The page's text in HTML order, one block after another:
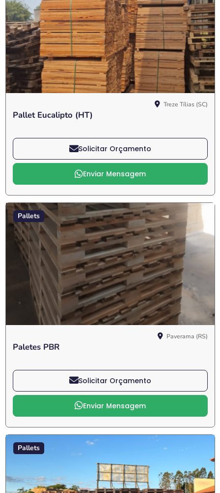
Treze Tílias (SC)
Pallet Eucalipto (HT)
Solicitar Orçamento
Enviar Mensagem
Pallets
Paverama (RS)
Paletes PBR
Solicitar Orçamento
Enviar Mensagem
Pallets